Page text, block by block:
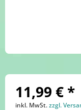
11,99 € *
inkl. MwSt.zzgl.